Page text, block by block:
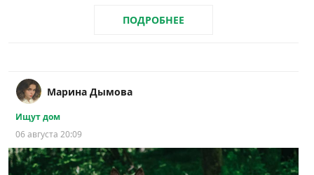
ПОДРОБНЕЕ
Марина Дымова
Ищут дом
06 августа 20:09